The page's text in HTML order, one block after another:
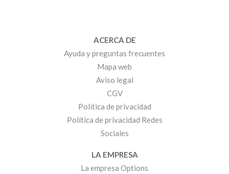
ACERCA DE
Ayuda y preguntas frecuentes
Mapa web
Aviso legal
CGV
Política de privacidad
Política de privacidad Redes
Sociales
LA EMPRESA
La empresa Options